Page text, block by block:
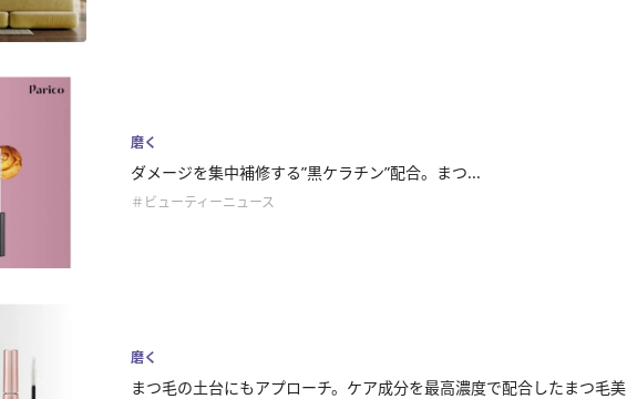
磨く
ダメージを集中補修する”黒ケラチン”配合。まつ...
＃ビューティーニュース
磨く
まつ毛の土台にもアプローチ。ケア成分を最高濃度で配合したまつ毛美